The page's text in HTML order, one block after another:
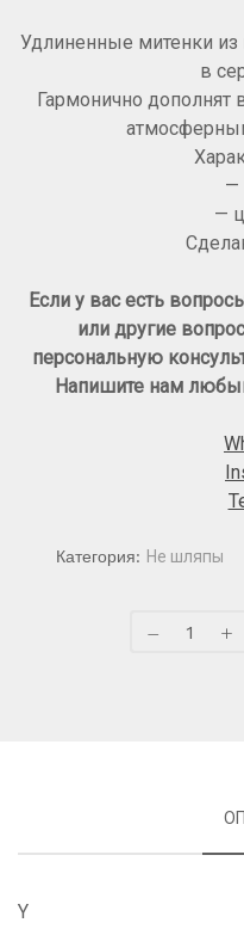
Удлиненные митенки
в
Гармонично дополнят
—
—
Если у вас есть
или другие
персональную
Напишите нам
Категория: Не шляпы
Y